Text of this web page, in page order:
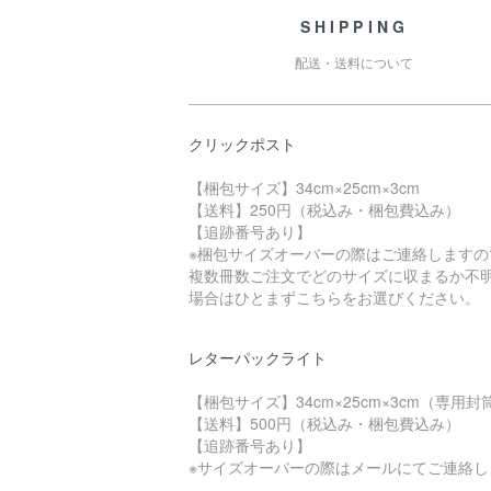
SHIPPING
配送・送料について
クリックポスト
【梱包サイズ】34cm×25cm×3cm
【送料】250円（税込み・梱包費込み）
【追跡番号あり】
※梱包サイズオーバーの際はご連絡しますの
複数冊数ご注文でどのサイズに収まるか不
場合はひとまずこちらをお選びください。
レターパックライト
【梱包サイズ】34cm×25cm×3cm（専用封
【送料】500円（税込み・梱包費込み）
【追跡番号あり】
※サイズオーバーの際はメールにてご連絡